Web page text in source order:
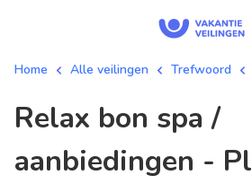
Home Alle veilingen Trefwoord
relax bon spa /
aanbiedingen -